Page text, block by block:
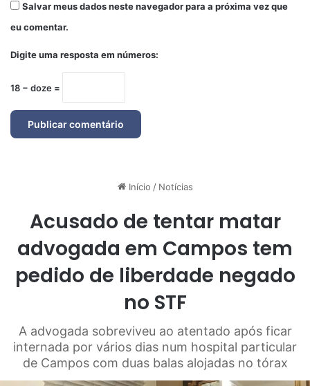
Salvar meus dados neste navegador para a próxima vez que
eu comentar.
Digite uma resposta em números:
18 − doze =